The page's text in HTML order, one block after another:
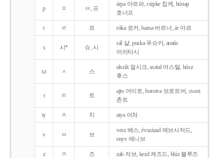
p ㅍ ㅂ, 프
árpa 아르퍼, csipke 칩케, hónap
호너프
r ㄹ 르 róka 로커, barna 버르너, ár 아르
s 시* 슈, 시
sál 샬, puska 푸슈카, aratás
어러타시
sz ㅅ 스
alszik 얼시크, asztal 어스털, húsz
후스
t ㅌ 트
ajto 어이토, borotva 보로트버, csont
촌트
ty ㅊ 치 atya 어처
v ㅂ 브
vesz 베스, évszázad 에브사저드,
enyv 에니브
z ㅈ 즈 zab 저브, kezd 케즈드, blúz 블루즈